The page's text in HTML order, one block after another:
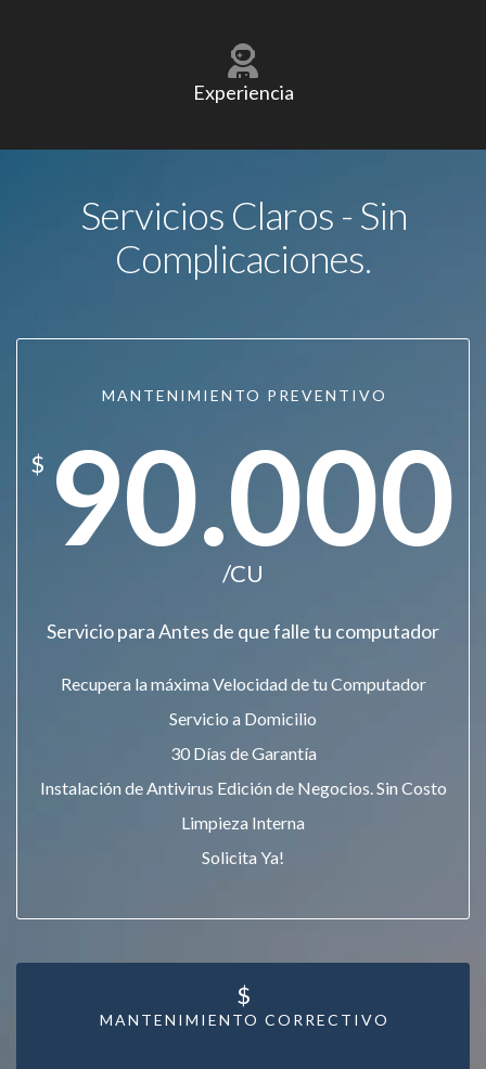
Experiencia
Servicios Claros - Sin
Complicaciones.
MANTENIMIENTO PREVENTIVO
$ 90.000
/CU
Servicio para Antes de que falle tu computador
Recupera la máxima Velocidad de tu Computador
Servicio a Domicilio
30 Días de Garantía
Instalación de Antivirus Edición de Negocios. Sin Costo
Limpieza Interna
Solicita Ya!
MANTENIMIENTO CORRECTIVO
$